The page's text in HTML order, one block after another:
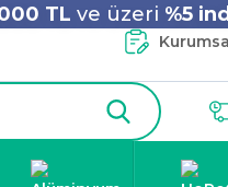
TL ve üzeri %5